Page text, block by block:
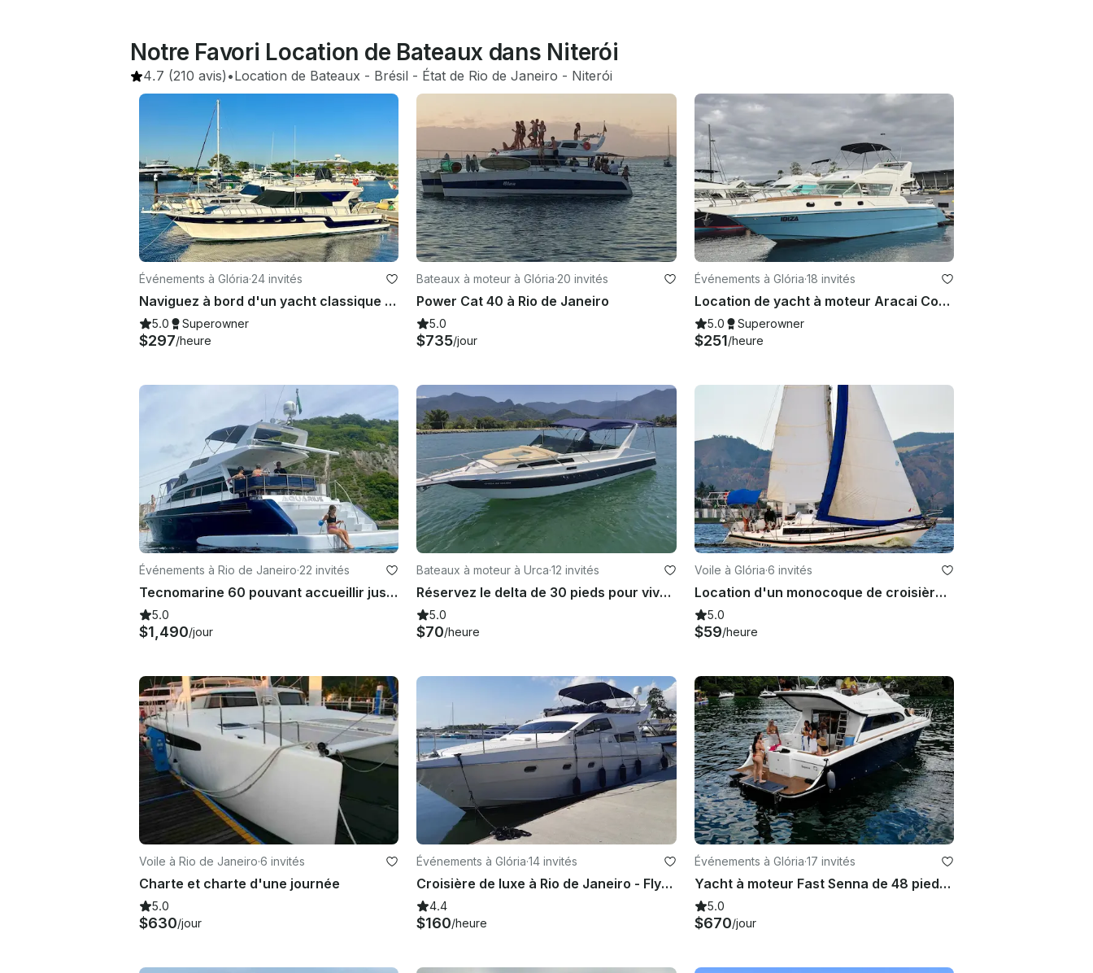
Notre Favori Location de Bateaux dans Niterói
4.7 (210 avis) •Location de Bateaux - Brésil - État de Rio de Janeiro - Niterói
Événements à Glória·24 invités
Naviguez à bord d'un yacht classique privé à Rio de Janeiro : « Columbia » Carbras Mar de 55 pieds
5.0 Superowner
$297/heure
Bateaux à moteur à Glória·20 invités
Power Cat 40 à Rio de Janeiro
5.0
$735/jour
Événements à Glória·18 invités
Location de yacht à moteur Aracai Cobra de 40 pieds à Rio de Janeiro, Brésil
5.0 Superowner
$251/heure
Événements à Rio de Janeiro·22 invités
Tecnomarine 60 pouvant accueillir jusqu'à 22 passagers à Rio de Janeiro, au Brésil
5.0
$1,490/jour
Bateaux à moteur à Urca·12 invités
Réservez le delta de 30 pieds pour vivre une visite exclusive de la côte de Rio de Janeiro !
5.0
$70/heure
Voile à Glória·6 invités
Location d'un monocoque de croisière de 33 pieds à Rio de Janeiro, au Brésil
5.0
$59/heure
Voile à Rio de Janeiro·6 invités
Charte et charte d'une journée
5.0
$630/jour
Événements à Glória·14 invités
Croisière de luxe à Rio de Janeiro - Flybridge intermarin de 44 pieds
4.4
$160/heure
Événements à Glória·17 invités
Yacht à moteur Fast Senna de 48 pieds à Rio de Janeiro
5.0
$670/jour